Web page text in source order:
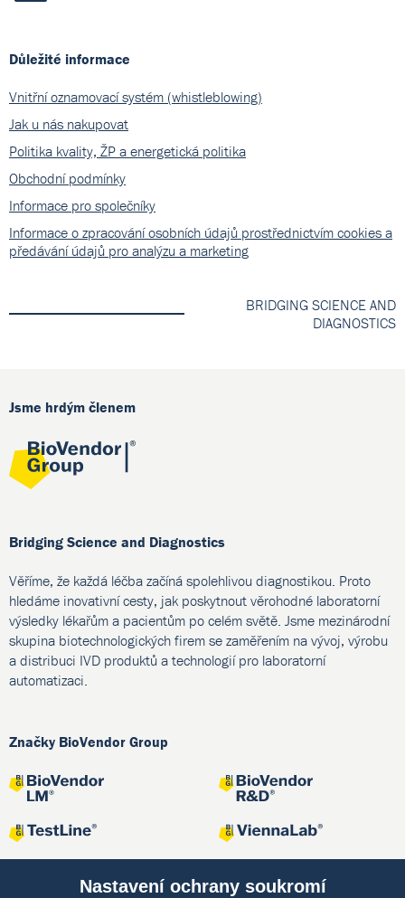
Důležité informace
Vnitřní oznamovací systém (whistleblowing)
Jak u nás nakupovat
Politika kvality, ŽP a energetická politika
Obchodní podmínky
Informace pro společníky
Informace o zpracování osobních údajů prostřednictvím cookies a
předávání údajů pro analýzu a marketing
BRIDGING SCIENCE AND
DIAGNOSTICS
Jsme hrdým členem
Bridging Science and Diagnostics
Věříme, že každá léčba začíná spolehlivou diagnostikou. Proto
hledáme inovativní cesty, jak poskytnout věrohodné laboratorní
výsledky lékařům a pacientům po celém světě. Jsme mezinárodní
skupina biotechnologických firem se zaměřením na vývoj, výrobu
a distribuci IVD produktů a technologií pro laboratorní
automatizaci.
Značky BioVendor Group
Nastavení ochrany soukromí